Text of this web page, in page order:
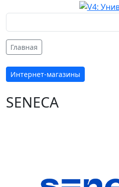
Главная
Интернет-магазины
SENECA